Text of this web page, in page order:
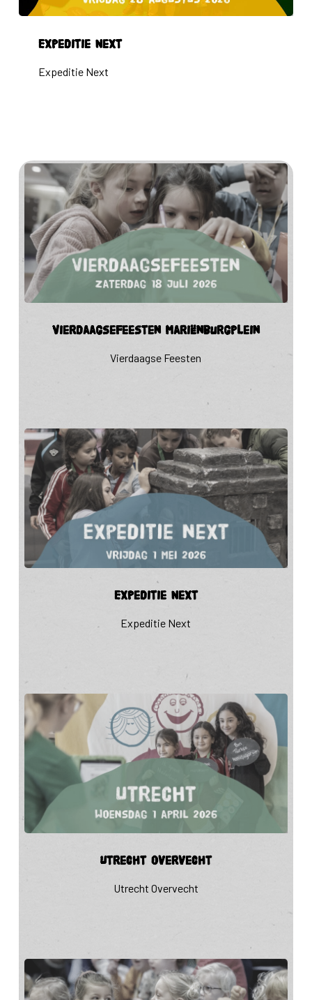
NextExpeditie Next
Expeditie Next
Mariënburgplein
Vierdaagsefeesten Mariënburgplein
Vierdaagse Feesten
Next
Expeditie Next
Expeditie Next
Overvecht
Utrecht Overvecht
Utrecht Overvecht